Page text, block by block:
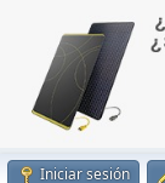
Iniciar sesión